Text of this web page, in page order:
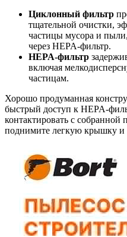
Циклонный фильтр
тщательной очистки,
частицы мусора и
через HEPA-фильтр.
HEPA-фильтр
включая
частицам.
Хорошо продуманная
быстрый доступ к HEPA-
контактировать с
поднимите легкую крышку и